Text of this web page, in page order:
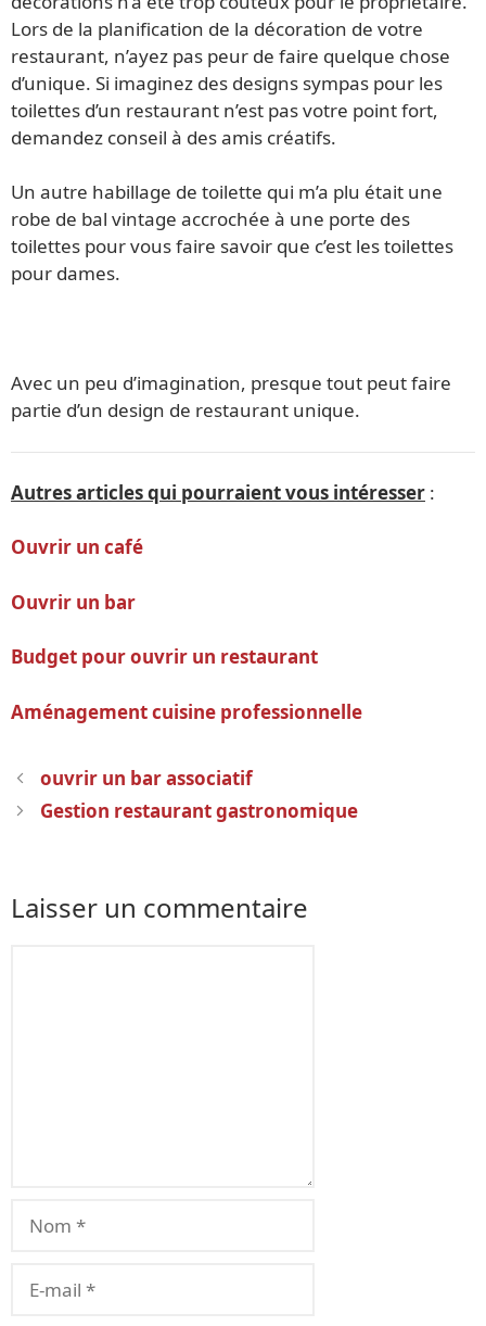
Lors de la planification de la décoration de votre
restaurant, n’ayez pas peur de faire quelque chose
d’unique. Si imaginez des designs sympas pour les
toilettes d’un restaurant n’est pas votre point fort,
demandez conseil à des amis créatifs.
Un autre habillage de toilette qui m’a plu était une
robe de bal vintage accrochée à une porte des
toilettes pour vous faire savoir que c’est les toilettes
pour dames.
Avec un peu d’imagination, presque tout peut faire
partie d’un design de restaurant unique.
Autres articles qui pourraient vous intéresser :
Ouvrir un café
Ouvrir un bar
Budget pour ouvrir un restaurant
Aménagement cuisine professionnelle
Navigation
des
ouvrir un bar associatif
Gestion restaurant gastronomique
Laisser un commentaire
mail